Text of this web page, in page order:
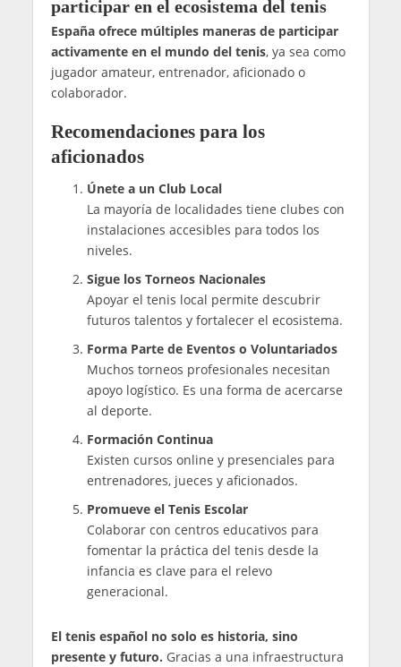
participar en el ecosistema del tenis
España ofrece múltiples maneras de participar
activamente en el mundo del tenis, ya sea como
jugador amateur, entrenador, aficionado o
colaborador.
Recomendaciones para los
aficionados
Únete a un Club Local
La mayoría de localidades tiene clubes con
instalaciones accesibles para todos los
niveles.
Sigue los Torneos Nacionales
Apoyar el tenis local permite descubrir
futuros talentos y fortalecer el ecosistema.
Forma Parte de Eventos o Voluntariados
Muchos torneos profesionales necesitan
apoyo logístico. Es una forma de acercarse
al deporte.
Formación Continua
Existen cursos online y presenciales para
entrenadores, jueces y aficionados.
Promueve el Tenis Escolar
Colaborar con centros educativos para
fomentar la práctica del tenis desde la
infancia es clave para el relevo
generacional.
El tenis español no solo es historia, sino
presente y futuro. Gracias a una infraestructura